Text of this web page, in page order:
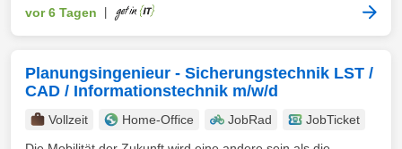
vor 6 Tagen
Planungsingenieur - Sicherungstechnik LST /
CAD / Informationstechnik m/w/d
Vollzeit Home-Office JobRad
JobTicket